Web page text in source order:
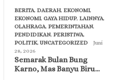
BERITA, DAERAH, EKONOMI,
EKONOMI, GAYA HIDUP, LAINNYA,
OLAHRAGA, PEMERINTAHAN,
PENDIDIKAN, PERISTIWA,
POLITIK, UNCATEGORIZED
Juni
28, 2026
Semarak Bulan Bung
Karno, Mas Banyu Biru…